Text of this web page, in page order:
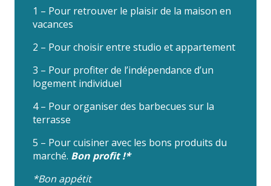
1 – Pour retrouver le plaisir de la maison en
vacances
2 – Pour choisir entre studio et appartement
3 – Pour profiter de l’indépendance d’un
logement individuel
4 – Pour organiser des barbecues sur la
terrasse
5 – Pour cuisiner avec les bons produits du
marché. Bon profit !*
*Bon appétit